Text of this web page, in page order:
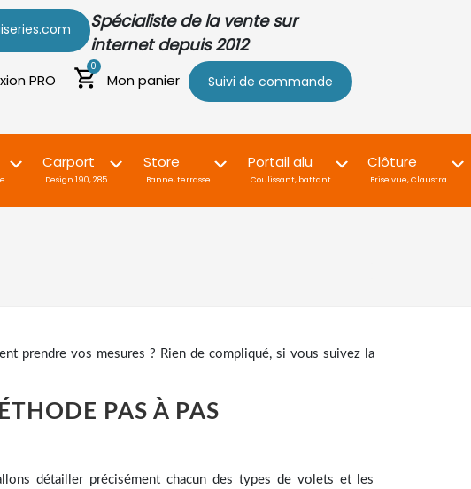
Spécialiste de la vente sur
internet depuis 2012
PRO
0
Mon panier Suivi de commande
Carport
Design 190, 285
Store
Banne, terrasse
Portail alu
Coulissant, battant
Clôture
Brise vue, Claustra
prendre vos mesures ? Rien de compliqué, si vous suivez la
PAS À PAS
détailler précisément chacun des types de volets et les